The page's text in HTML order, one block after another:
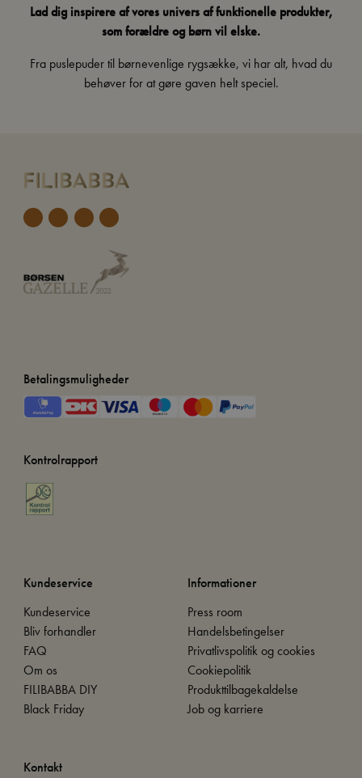
Lad dig inspirere af vores univers af funktionelle produkter,
som forældre og børn vil elske.
Fra puslepudertil børnevenlige rygsække, vi har alt, hvad du
behøver for at gøre gaven helt speciel.
Betalingsmuligheder
Kontrolrapport
Kundeservice
Kundeservice
Bliv forhandler
FAQ
Om os
FILIBABBA DIY
Black Friday
Informationer
Press room
Handelsbetingelser
Privatlivspolitik og cookies
Cookiepolitik
Produkttilbagekaldelse
Job og karriere
Kontakt